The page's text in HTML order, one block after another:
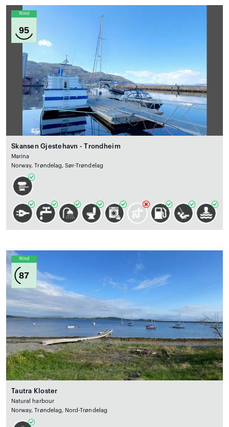
Wind
95
Skansen Gjestehavn - Trondheim
Marina
Norway, Trøndelag, Sør-Trøndelag
Wind
87
Tautra Kloster
Natural harbour
Norway, Trøndelag, Nord-Trøndelag